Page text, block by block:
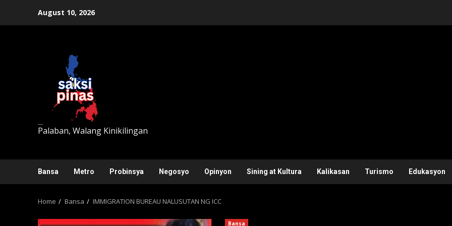
August 10, 2026
Palaban, Walang Kinikilingan
Bansa Metro Probinsya Negosyo Opinyon Sining at Kultura Kalikasan Turismo Edukasyon
Home Bansa IMMIGRATION BUREAU NALUSUTAN NG ICC
Bansa